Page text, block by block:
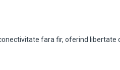
fara fir, oferind libertate